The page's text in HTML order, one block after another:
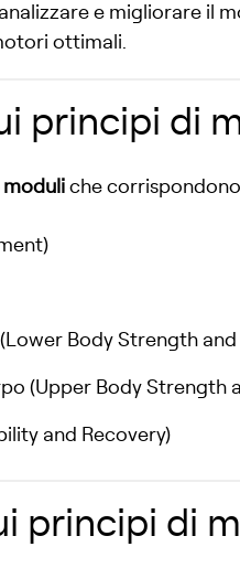
e migliorare il
ottimali.
principi di
moduli che
Body Strength and
(Upper Body Strength
and Recovery)
principi di